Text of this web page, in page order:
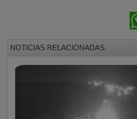
NOTICIAS RELACIONADAS